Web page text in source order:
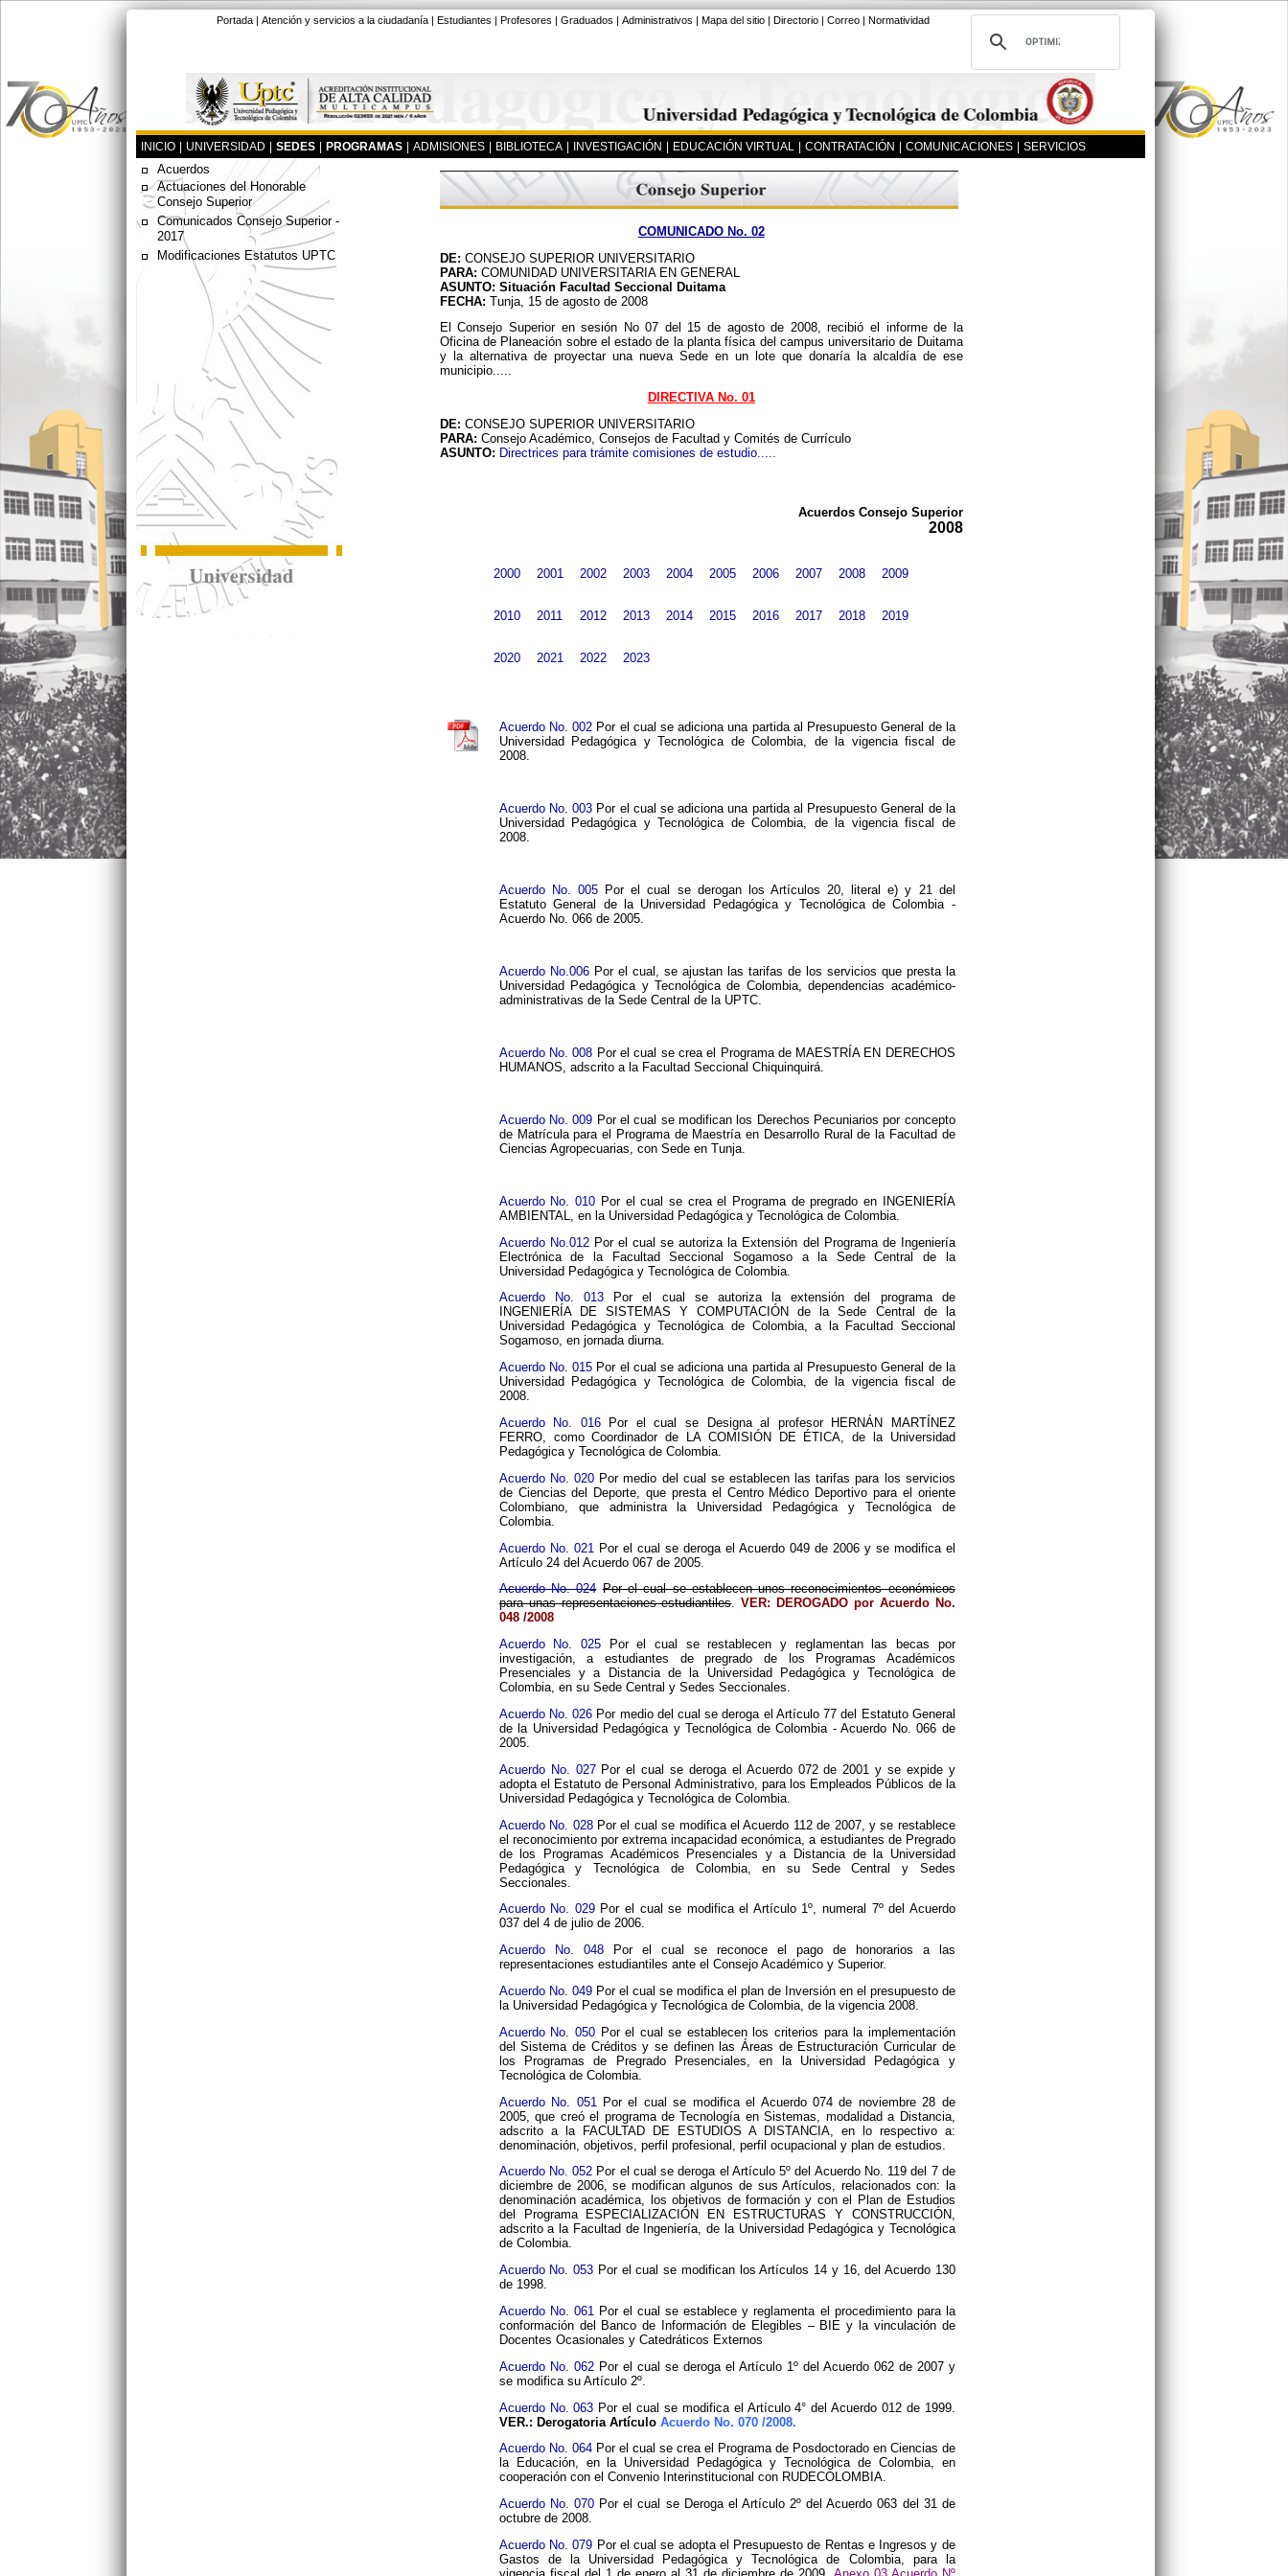
Portada |Atención y servicios a la ciudadanía |Estudiantes |Profesores |Graduados |Administrativos |Mapa del sitio |Directorio |Correo |Normatividad
INICIO UNIVERSIDAD SEDES PROGRAMAS ADMISIONES BIBLIOTECA INVESTIGACIÓN EDUCACIÓN VIRTUAL CONTRATACIÓN COMUNICACIONES SERVICIOS
Acuerdos
Actuaciones del Honorable
Consejo Superior
Comunicados Consejo Superior -
2017
Modificaciones Estatutos UPTC
COMUNICADO No. 02
DE: CONSEJO SUPERIOR UNIVERSITARIO
PARA: COMUNIDAD UNIVERSITARIA EN GENERAL
ASUNTO: Situación Facultad Seccional Duitama
FECHA: Tunja, 15 de agosto de 2008
El Consejo Superior en sesión No 07 del 15 de agosto de 2008, recibió el informe de la
Oficina de Planeación sobre el estado de la planta física del campus universitario de Duitama
y la alternativa de proyectar una nueva Sede en un lote que donaría la alcaldía de ese
municipio.....
DIRECTIVA No. 01
DE: CONSEJO SUPERIOR UNIVERSITARIO
PARA: Consejo Académico, Consejos de Facultad y Comités de Currículo
ASUNTO: Directrices para trámite comisiones de estudio.....
Acuerdos Consejo Superior
2008
2000 2001 2002 2003 2004 2005 2006 2007 2008 2009
2010 2011 2012 2013 2014 2015 2016 2017 2018 2019
2020 2021 2022 2023
Acuerdo No. 002 Por el cual se adiciona una partida al Presupuesto General de la
Universidad Pedagógica y Tecnológica de Colombia, de la vigencia fiscal de
2008.
Acuerdo No. 003 Por el cual se adiciona una partida al Presupuesto General de la
Universidad Pedagógica y Tecnológica de Colombia, de la vigencia fiscal de
2008.
Acuerdo No. 005 Por el cual se derogan los Artículos 20, literal e) y 21 del
Estatuto General de la Universidad Pedagógica y Tecnológica de Colombia -
Acuerdo No. 066 de 2005.
Acuerdo No.006Por el cual, se ajustan las tarifas de los servicios que presta la
Universidad Pedagógica y Tecnológica de Colombia, dependencias académico-
administrativas de la Sede Central de la UPTC.
Acuerdo No. 008 Por el cual se crea el Programa de MAESTRÍA EN DERECHOS
HUMANOS, adscrito a la Facultad Seccional Chiquinquirá.
Acuerdo No. 009 Por el cual se modifican los Derechos Pecuniarios por concepto
de Matrícula para el Programa de Maestría en Desarrollo Rural de la Facultad de
Ciencias Agropecuarias, con Sede en Tunja.
Acuerdo No. 010 Por el cual se crea el Programa de pregrado en INGENIERÍA
AMBIENTAL, en la Universidad Pedagógica y Tecnológica de Colombia.
Acuerdo No.012Por el cual se autoriza la Extensión del Programa de Ingeniería
Electrónica de la Facultad Seccional Sogamoso a la Sede Central de la
Universidad Pedagógica y Tecnológica de Colombia.
Acuerdo No. 013 Por el cual se autoriza la extensión del programa de
INGENIERÍA DE SISTEMAS Y COMPUTACIÓN de la Sede Central de la
Universidad Pedagógica y Tecnológica de Colombia, a la Facultad Seccional
Sogamoso, en jornada diurna.
Acuerdo No. 015 Por el cual se adiciona una partida al Presupuesto General de la
Universidad Pedagógica y Tecnológica de Colombia, de la vigencia fiscal de
2008.
Acuerdo No. 016Por el cual se Designa al profesor HERNÁN MARTÍNEZ
FERRO, como Coordinador de LA COMISIÓN DE ÉTICA, de la Universidad
Pedagógica y Tecnológica de Colombia.
Acuerdo No. 020 Por medio del cual se establecen las tarifas para los servicios
de Ciencias del Deporte, que presta el Centro Médico Deportivo para el oriente
Colombiano, que administra la Universidad Pedagógica y Tecnológica de
Colombia.
Acuerdo No. 021 Por el cual se deroga el Acuerdo 049 de 2006 y se modifica el
Artículo 24 del Acuerdo 067 de 2005.
Acuerdo No. 024 Por el cual se establecen unos reconocimientos económicos
para unas representaciones estudiantiles.VER: DEROGADO por Acuerdo No.
048 /2008
Acuerdo No. 025 Por el cual se restablecen y reglamentan las becas por
investigación, a estudiantes de pregrado de los Programas Académicos
Presenciales y a Distancia de la Universidad Pedagógica y Tecnológica de
Colombia, en su Sede Central y Sedes Seccionales.
Acuerdo No. 026 Por medio del cual se deroga el Artículo 77 del Estatuto General
de la Universidad Pedagógica y Tecnológica de Colombia - Acuerdo No. 066 de
2005.
Acuerdo No. 027Por el cual se deroga el Acuerdo 072 de 2001 y se expide y
adopta el Estatuto de Personal Administrativo, para los Empleados Públicos de la
Universidad Pedagógica y Tecnológica de Colombia.
Acuerdo No. 028Por el cual se modifica el Acuerdo 112 de 2007, y se restablece
el reconocimiento por extrema incapacidad económica, a estudiantes de Pregrado
de los Programas Académicos Presenciales y a Distancia de la Universidad
Pedagógica y Tecnológica de Colombia, en su Sede Central y Sedes
Seccionales.
Acuerdo No. 029Por el cual se modifica el Artículo 1º, numeral 7º del Acuerdo
037 del 4 de julio de 2006.
Acuerdo No. 048Por el cual se reconoce el pago de honorarios a las
representaciones estudiantiles ante el Consejo Académico y Superior.
Acuerdo No. 049Por el cual se modifica el plan de Inversión en el presupuesto de
la Universidad Pedagógica y Tecnológica de Colombia, de la vigencia 2008.
Acuerdo No. 050Por el cual se establecen los criterios para la implementación
del Sistema de Créditos y se definen las Áreas de Estructuración Curricular de
los Programas de Pregrado Presenciales, en la Universidad Pedagógica y
Tecnológica de Colombia.
Acuerdo No. 051 Por el cual se modifica el Acuerdo 074 de noviembre 28 de
2005, que creó el programa de Tecnología en Sistemas, modalidad a Distancia,
adscrito a la FACULTAD DE ESTUDIOS A DISTANCIA, en lo respectivo a:
denominación, objetivos, perfil profesional, perfil ocupacional y plan de estudios.
Acuerdo No. 052 Por el cual se deroga el Artículo 5º del Acuerdo No. 119 del 7 de
diciembre de 2006, se modifican algunos de sus Artículos, relacionados con: la
denominación académica, los objetivos de formación y con el Plan de Estudios
del Programa ESPECIALIZACIÓN EN ESTRUCTURAS Y CONSTRUCCIÓN,
adscrito a la Facultad de Ingeniería, de la Universidad Pedagógica y Tecnológica
de Colombia.
Acuerdo No. 053 Por el cual se modifican los Artículos 14 y 16, del Acuerdo 130
de 1998.
Acuerdo No. 061
Por el cual se establece y reglamenta el procedimiento para la
conformación del Banco de Información de Elegibles – BIE y la vinculación de
Docentes Ocasionales y Catedráticos Externos
Acuerdo No. 062Por el cual se deroga el Artículo 1º del Acuerdo 062 de 2007 y
se modifica su Artículo 2º.
Acuerdo No. 063 Por el cual se modifica el Artículo 4° del Acuerdo 012 de 1999.
VER.: Derogatoria Artículo Acuerdo No. 070 /2008.
Acuerdo No. 064Por el cual se crea el Programa de Posdoctorado en Ciencias de
la Educación, en la Universidad Pedagógica y Tecnológica de Colombia, en
cooperación con el Convenio Interinstitucional con RUDECOLOMBIA.
Acuerdo No. 070 Por el cual se Deroga el Artículo 2º del Acuerdo 063 del 31 de
octubre de 2008.
Acuerdo No. 079 Por el cual se adopta el Presupuesto de Rentas e Ingresos y de
Gastos de la Universidad Pedagógica y Tecnológica de Colombia, para la